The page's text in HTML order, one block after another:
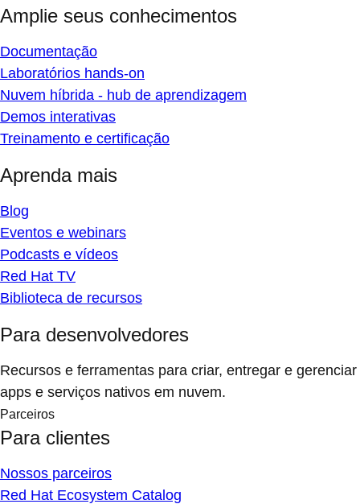
Amplie seus conhecimentos
Documentação
Laboratórios hands-on
Nuvem híbrida - hub de aprendizagem
Demos interativas
Treinamento e certificação
Aprenda mais
Blog
Eventos e webinars
Podcasts e vídeos
Red Hat TV
Biblioteca de recursos
Para desenvolvedores
Recursos e ferramentas para criar, entregar e gerenciar
apps e serviços nativos em nuvem.
Parceiros
Para clientes
Nossos parceiros
Red Hat Ecosystem Catalog